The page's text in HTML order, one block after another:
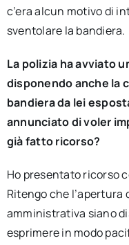
c’era alcun motivo di
sventolare la bandiera.
La polizia ha avviato
disponendo anche la
bandiera da lei
annunciato di voler
già fatto ricorso?
Ho presentato ricorso
Ritengo che l’apertura
amministrativa siano
esprimere in modo